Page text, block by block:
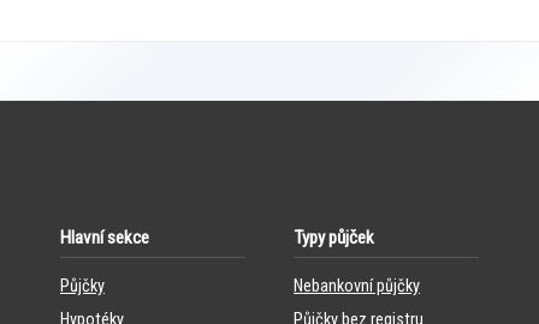
Hlavní sekce
Půjčky
Hypotéky
Typy půjček
Nebankovní půjčky
Půjčky bez registru